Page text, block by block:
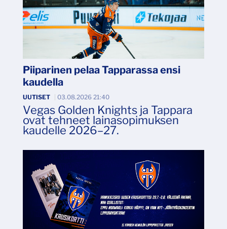
Piiparinen pelaa Tapparassa ensi
kaudella
UUTISET 03.08.2026 21:40
Vegas Golden Knights ja Tappara
ovat tehneet lainasopimuksen
kaudelle 2026–27.